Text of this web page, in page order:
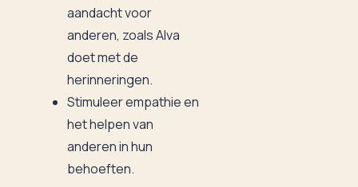
aandacht voor
anderen, zoals Alva
doet met de
herinneringen.
Stimuleer empathie en
het helpen van
anderen in hun
behoeften.